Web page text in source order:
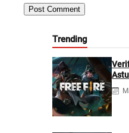
Trending